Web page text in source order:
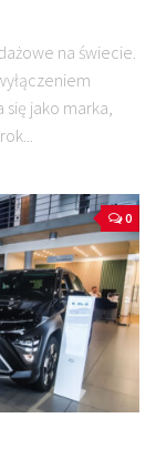
na świecie.
jako marka,
0